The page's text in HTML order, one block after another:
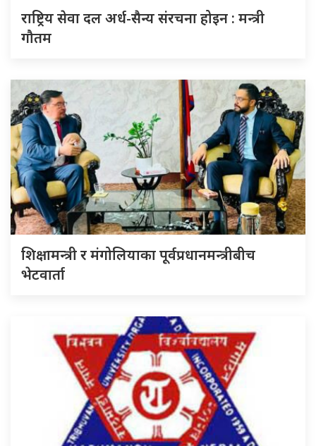
राष्ट्रिय सेवा दल अर्ध-सैन्य संरचना होइन : मन्त्री
गौतम
शिक्षामन्त्री र मंगोलियाका पूर्वप्रधानमन्त्रीबीच
भेटवार्ता